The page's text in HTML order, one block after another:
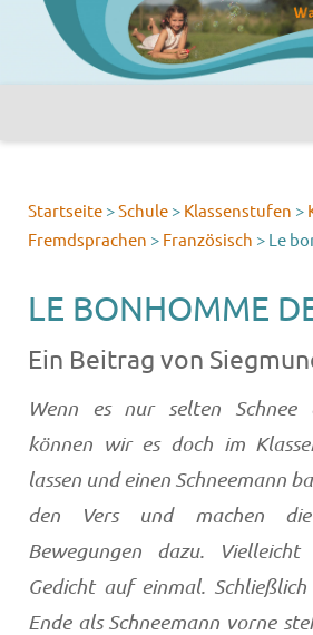
Startseite >Schule > Klassenstufen >
Fremdsprachen > Französisch > Le
LE BONHOMME
Ein Beitrag von
Wenn es nur selten
können wir es doch im
lassen und einen Schneemann
den Vers und machen die
Bewegungen dazu.
Gedicht auf einmal.
Ende als Schneemann vorne